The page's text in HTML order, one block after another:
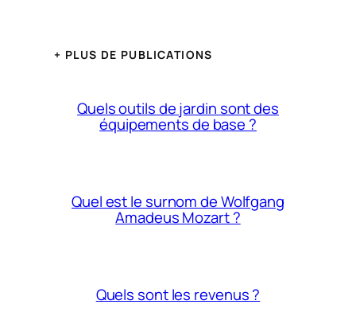
+ PLUS DE PUBLICATIONS
Quels outils de jardin sont des
équipements de base ?
Quel est le surnom de Wolfgang
Amadeus Mozart ?
Quels sont les revenus ?